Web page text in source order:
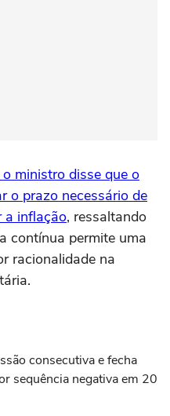
o ministro disse que o
o prazo necessário de
a inflação, ressaltando
contínua permite uma
racionalidade na
consecutiva e fecha
sequência negativa em 20